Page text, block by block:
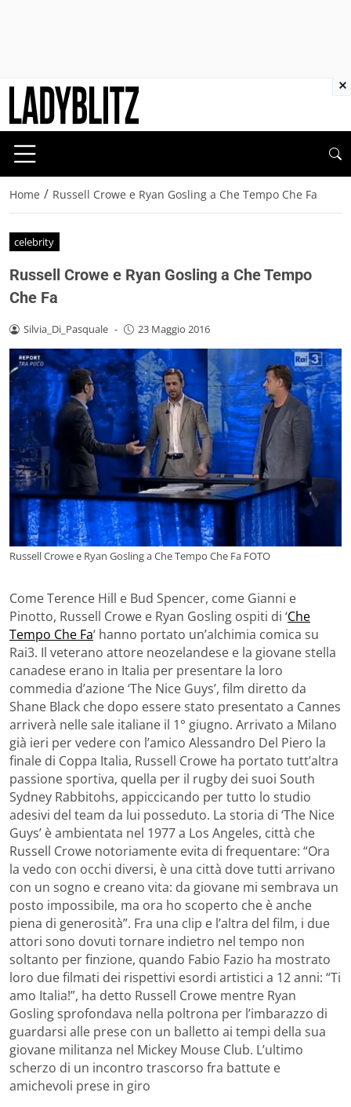
Home / Russell Crowe e Ryan Gosling a Che Tempo Che Fa
celebrity
Russell Crowe e Ryan Gosling a Che Tempo
Che Fa
Silvia_Di_Pasquale - 23 Maggio 2016
Russell Crowe e Ryan Gosling a Che Tempo Che Fa FOTO
Come Terence Hill e Bud Spencer, come Gianni e
Pinotto, Russell Crowe e Ryan Gosling ospiti di ‘Che
Tempo Che Fa‘ hanno portato un’alchimia comica su
Rai3. Il veterano attore neozelandese e la giovane stella
canadese erano in Italia per presentare la loro
commedia d’azione ‘The Nice Guys’, film diretto da
Shane Black che dopo essere stato presentato a Cannes
arriverà nelle sale italiane il 1° giugno. Arrivato a Milano
già ieri per vedere con l’amico Alessandro Del Piero la
finale di Coppa Italia, Russell Crowe ha portato tutt’altra
passione sportiva, quella per il rugby dei suoi South
Sydney Rabbitohs, appiccicando per tutto lo studio
adesivi del team da lui posseduto. La storia di ‘The Nice
Guys’ è ambientata nel 1977 a Los Angeles, città che
Russell Crowe notoriamente evita di frequentare: “Ora
la vedo con occhi diversi, è una città dove tutti arrivano
con un sogno e creano vita: da giovane mi sembrava un
posto impossibile, ma ora ho scoperto che è anche
piena di generosità”. Fra una clip e l’altra del film, i due
attori sono dovuti tornare indietro nel tempo non
soltanto per finzione, quando Fabio Fazio ha mostrato
loro due filmati dei rispettivi esordi artistici a 12 anni: “Ti
amo Italia!”, ha detto Russell Crowe mentre Ryan
Gosling sprofondava nella poltrona per l’imbarazzo di
guardarsi alle prese con un balletto ai tempi della sua
giovane militanza nel Mickey Mouse Club. L’ultimo
scherzo di un incontro trascorso fra battute e
amichevoli prese in giro
×